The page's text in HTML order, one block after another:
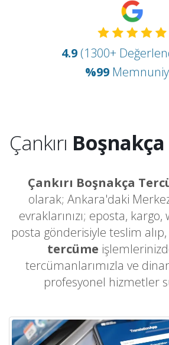
4.9 (1300+
%99
Çankırı
Çankırı Boşnakça
olarak; Ankara'daki
evraklarınızı; eposta,
posta gönderisiyle teslim
tercüme
tercümanlarımızla ve
profesyonel hizmetler